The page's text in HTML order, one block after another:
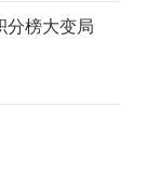
分榜大变局